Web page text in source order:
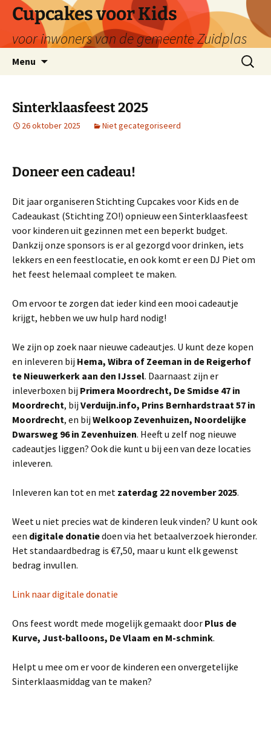
naar
inhoud
Cupcakes voor Kids
voor inwoners van de gemeente Zuidplas
Menu
Zoeken
naar:
Sinterklaasfeest 2025
26 oktober 2025 Niet gecategoriseerd
Doneer een cadeau!
Dit jaar organiseren Stichting Cupcakes voor Kids en de
Cadeaukast (Stichting ZO!) opnieuw een Sinterklaasfeest
voor kinderen uit gezinnen met een beperkt budget.
Dankzij onze sponsors is er al gezorgd voor drinken, iets
lekkers en een feestlocatie, en ook komt er een DJ Piet om
het feest helemaal compleet te maken.
Om ervoor te zorgen dat ieder kind een mooi cadeautje
krijgt, hebben we uw hulp hard nodig!
We zijn op zoek naar nieuwe cadeautjes. U kunt deze kopen
en inleveren bij Hema, Wibra of Zeeman in de Reigerhof
te Nieuwerkerk aan den IJssel. Daarnaast zijn er
inleverboxen bij Primera Moordrecht, De Smidse 47 in
Moordrecht, bij Verduijn.info, Prins Bernhardstraat 57 in
Moordrecht, en bij Welkoop Zevenhuizen, Noordelijke
Dwarsweg 96 in Zevenhuizen. Heeft u zelf nog nieuwe
cadeautjes liggen? Ook die kunt u bij een van deze locaties
inleveren.
Inleveren kan tot en met zaterdag 22 november 2025.
Weet u niet precies wat de kinderen leuk vinden? U kunt ook
een digitale donatiedoen via het betaalverzoek hieronder.
Het standaardbedrag is €7,50, maar u kunt elk gewenst
bedrag invullen.
Link naar digitale donatie
Ons feest wordt mede mogelijk gemaakt door Plus de
Kurve, Just-balloons, De Vlaam en M-schmink.
Helpt u mee om er voor de kinderen een onvergetelijke
Sinterklaasmiddag van te maken?